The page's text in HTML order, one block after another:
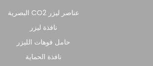
عناصر ليزر CO2 البصرية
نافذة ليزر
حامل فوهات الليزر
نافذة الحماية